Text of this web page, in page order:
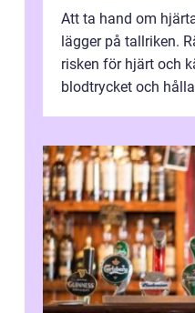
Att ta hand om
lägger på tallriken.
risken för hjärt och
blodtrycket och